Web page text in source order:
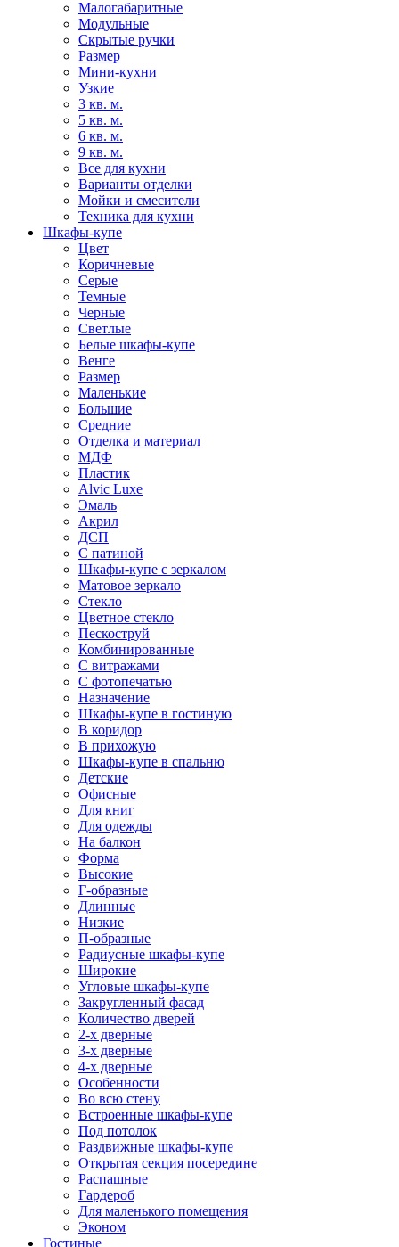
Малогабаритные
Модульные
Скрытые ручки
Размер
Мини-кухни
Узкие
3 кв. м.
5 кв. м.
6 кв. м.
9 кв. м.
Все для кухни
Варианты отделки
Мойки и смесители
Техника для кухни
Шкафы-купе
Цвет
Коричневые
Серые
Темные
Черные
Светлые
Белые шкафы-купе
Венге
Размер
Маленькие
Большие
Средние
Отделка и материал
МДФ
Пластик
Alvic Luxe
Эмаль
Акрил
ДСП
С патиной
Шкафы-купе с зеркалом
Матовое зеркало
Стекло
Цветное стекло
Пескоструй
Комбинированные
С витражами
С фотопечатью
Назначение
Шкафы-купе в гостиную
В коридор
В прихожую
Шкафы-купе в спальню
Детские
Офисные
Для книг
Для одежды
На балкон
Форма
Высокие
Г-образные
Длинные
Низкие
П-образные
Радиусные шкафы-купе
Широкие
Угловые шкафы-купе
Закругленный фасад
Количество дверей
2-х дверные
3-х дверные
4-х дверные
Особенности
Во всю стену
Встроенные шкафы-купе
Под потолок
Раздвижные шкафы-купе
Открытая секция посередине
Распашные
Гардероб
Для маленького помещения
Эконом
Гостиные